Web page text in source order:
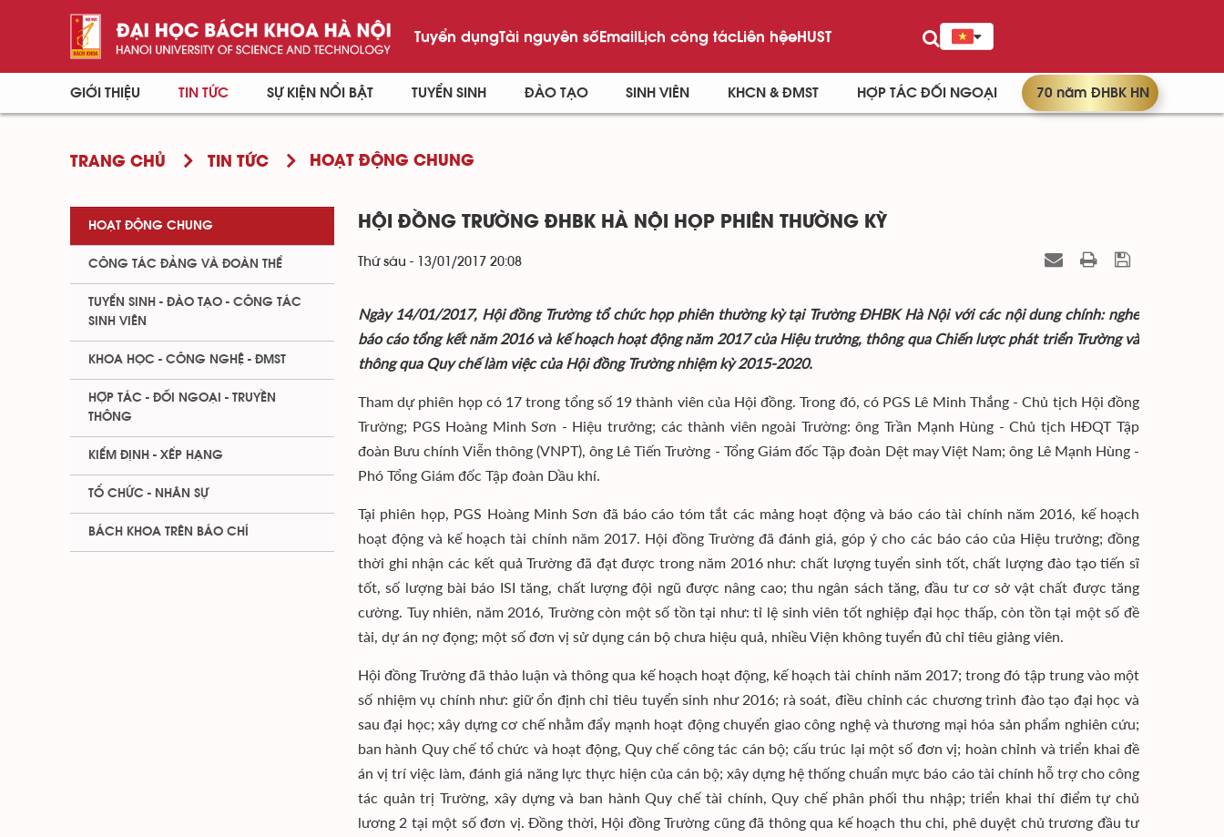
Tuyển dụngTài nguyên sốEmailLịch công tácLiên hệeHUST
GIỚI THIỆU TIN TỨC SỰ KIỆN NỔI BẬT TUYỂN SINH ĐÀO TẠO SINH VIÊN KHCN & ĐMST HỢP TÁC ĐỐI NGOẠI 70 năm ĐHBK HN
TRANG CHỦ TIN TỨC HOẠT ĐỘNG CHUNG
HỘI ĐỒNG TRƯỜNG ĐHBK HÀ NỘI HỌP PHIÊN THƯỜNG KỲ
Thứ sáu - 13/01/2017 20:08
Ngày 14/01/2017, Hội đồng Trường tổ chức họp phiên thường kỳ tại Trường ĐHBK Hà Nội với các nội dung chính: nghe
báo cáo tổng kết năm 2016 và kế hoạch hoạt động năm 2017 của Hiệu trưởng, thông qua Chiến lược phát triển Trường và
thông qua Quy chế làm việc của Hội đồng Trường nhiệm kỳ 2015-2020.
Tham dự phiên họp có 17 trong tổng số 19 thành viên của Hội đồng. Trong đó, có PGS Lê Minh Thắng - Chủ tịch Hội đồng
Trường; PGS Hoàng Minh Sơn - Hiệu trưởng; các thành viên ngoài Trường: ông Trần Mạnh Hùng - Chủ tịch HĐQT Tập
đoàn Bưu chính Viễn thông (VNPT), ông Lê Tiến Trường - Tổng Giám đốc Tập đoàn Dệt may Việt Nam; ông Lê Mạnh Hùng -
Phó Tổng Giám đốc Tập đoàn Dầu khí.
Tại phiên họp, PGS Hoàng Minh Sơn đã báo cáo tóm tắt các mảng hoạt động và báo cáo tài chính năm 2016, kế hoạch
hoạt động và kế hoạch tài chính năm 2017. Hội đồng Trường đã đánh giá, góp ý cho các báo cáo của Hiệu trưởng; đồng
thời ghi nhận các kết quả Trường đã đạt được trong năm 2016 như: chất lượng tuyển sinh tốt, chất lượng đào tạo tiến sĩ
tốt, số lượng bài báo ISI tăng, chất lượng đội ngũ được nâng cao; thu ngân sách tăng, đầu tư cơ sở vật chất được tăng
cường. Tuy nhiên, năm 2016, Trường còn một số tồn tại như: tỉ lệ sinh viên tốt nghiệp đại học thấp, còn tồn tại một số đề
tài, dự án nợ đọng; một số đơn vị sử dụng cán bộ chưa hiệu quả, nhiều Viện không tuyển đủ chỉ tiêu giảng viên.
Hội đồng Trường đã thảo luận và thông qua kế hoạch hoạt động, kế hoạch tài chính năm 2017; trong đó tập trung vào một
số nhiệm vụ chính như: giữ ổn định chỉ tiêu tuyển sinh như 2016; rà soát, điều chỉnh các chương trình đào tạo đại học và
sau đại học; xây dựng cơ chế nhằm đẩy mạnh hoạt động chuyển giao công nghệ và thương mại hóa sản phẩm nghiên cứu;
ban hành Quy chế tổ chức và hoạt động, Quy chế công tác cán bộ; cấu trúc lại một số đơn vị; hoàn chỉnh và triển khai đề
án vị trí việc làm, đánh giá năng lực thực hiện của cán bộ; xây dựng hệ thống chuẩn mực báo cáo tài chính hỗ trợ cho công
tác quản trị Trường, xây dựng và ban hành Quy chế tài chính, Quy chế phân phối thu nhập; triển khai thí điểm tự chủ
lương 2 tại một số đơn vị. Đồng thời, Hội đồng Trường cũng đã thông qua kế hoạch thu chi, phê duyệt chủ trương đầu tư
HOẠT ĐỘNG CHUNG
CÔNG TÁC ĐẢNG VÀ ĐOÀN THỂ
TUYỂN SINH - ĐÀO TẠO - CÔNG TÁC
SINH VIÊN
KHOA HỌC - CÔNG NGHỆ - ĐMST
HỢP TÁC - ĐỐI NGOẠI - TRUYỀN
THÔNG
KIỂM ĐỊNH - XẾP HẠNG
TỔ CHỨC - NHÂN SỰ
BÁCH KHOA TRÊN BÁO CHÍ